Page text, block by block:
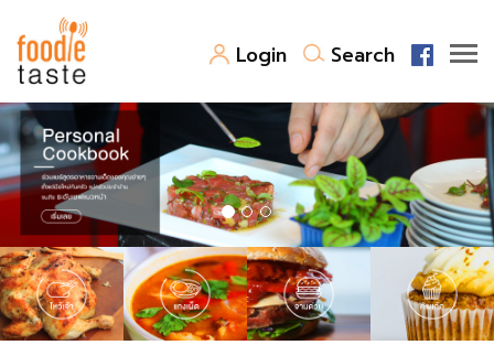
Login Search
สูตรอาหาร
สูตรอาหารล่าสุด
Top Foodie
พาไปชิม
สารพันก้นครัว
เคล็ดลับน่ารู้
FoodPedia